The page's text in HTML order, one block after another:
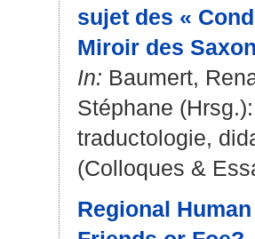
sujet des «
Miroir des
In: Baumert,
Stéphane
traductologie,
(Colloques &
Regional